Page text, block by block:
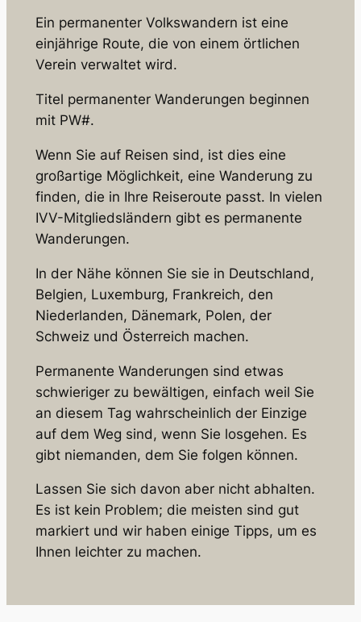
Ein permanenter Volkswandern ist eine
einjährige Route, die von einem örtlichen
Verein verwaltet wird.
Titel permanenter Wanderungen beginnen
mit PW#.
Wenn Sie auf Reisen sind, ist dies eine
großartige Möglichkeit, eine Wanderung zu
finden, die in Ihre Reiseroute passt. In vielen
IVV-Mitgliedsländern gibt es permanente
Wanderungen.
In der Nähe können Sie sie in Deutschland,
Belgien, Luxemburg, Frankreich, den
Niederlanden, Dänemark, Polen, der
Schweiz und Österreich machen.
Permanente Wanderungen sind etwas
schwieriger zu bewältigen, einfach weil Sie
an diesem Tag wahrscheinlich der Einzige
auf dem Weg sind, wenn Sie losgehen. Es
gibt niemanden, dem Sie folgen können.
Lassen Sie sich davon aber nicht abhalten.
Es ist kein Problem; die meisten sind gut
markiert und wir haben einige Tipps, um es
Ihnen leichter zu machen.